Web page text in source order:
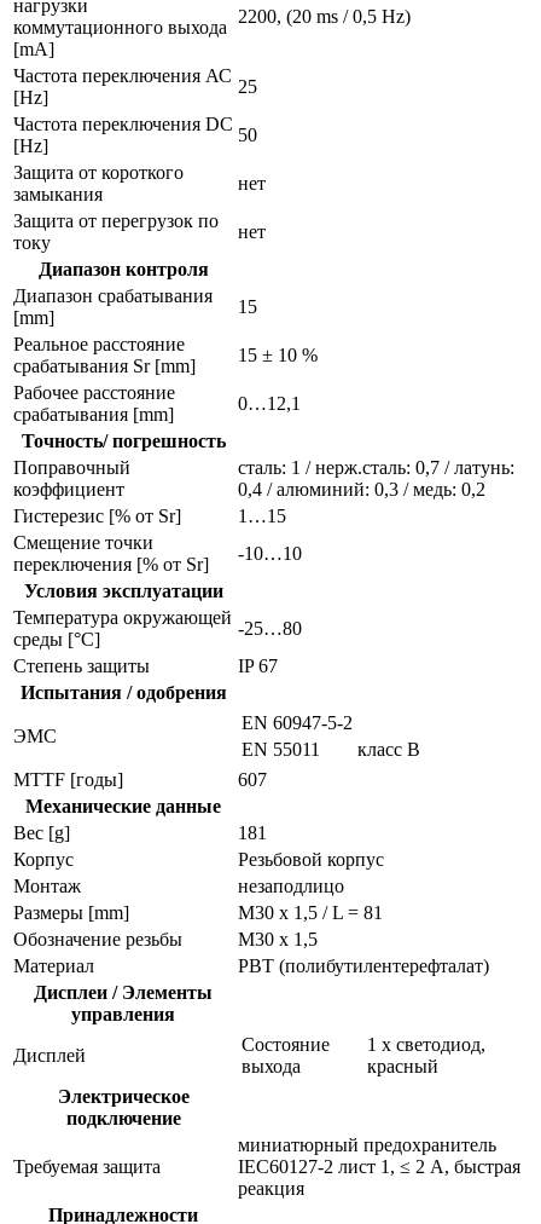
нагрузки
коммутационного выхода
[mA]
2200, (20 ms / 0,5 Hz)
Частота переключения АС
[Hz]
25
Частота переключения DC
[Hz]
50
Защита от короткого
замыкания
нет
Защита от перегрузок по
току
нет
Диапазон контроля
Диапазон срабатывания
[mm]
15
Реальное расстояние
срабатывания Sr [mm]
15 ± 10 %
Рабочее расстояние
срабатывания [mm]
0…12,1
Точность/ погрешность
Поправочный
коэффициент
сталь: 1 / нерж.сталь: 0,7 / латунь:
0,4 / алюминий: 0,3 / медь: 0,2
Гистерезис [% от Sr]
1…15
Смещение точки
переключения [% от Sr]
-10…10
Условия эксплуатации
Температура окружающей
среды [°C]
-25…80
Степень защиты
IP 67
Испытания / одобрения
ЭMC
EN 60947-5-2
EN 55011
класс B
MTTF [годы]
607
Механические данные
Вес [g]
181
Корпус
Резьбовой корпус
Монтаж
незаподлицо
Размеры [mm]
M30 x 1,5 / L = 81
Обозначение резьбы
M30 x 1,5
Материал
PBT (полибутилентерефталат)
Дисплеи / Элементы
управления
Дисплей
Состояние
выхода
1 x светодиод,
красный
Электрическое
подключение
Требуемая защита
миниатюрный предохранитель
IEC60127-2 лист 1, ≤ 2 A, быстрая
реакция
Принадлежности